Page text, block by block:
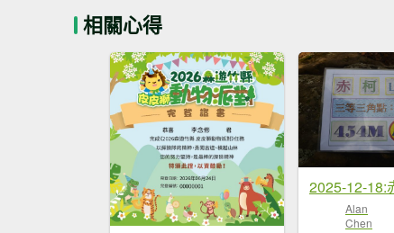
相關心得
Alan
Chen